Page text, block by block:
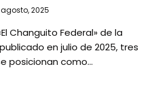
agosto, 2025
Changuito Federal» de la
en julio de 2025, tres
posicionan como…